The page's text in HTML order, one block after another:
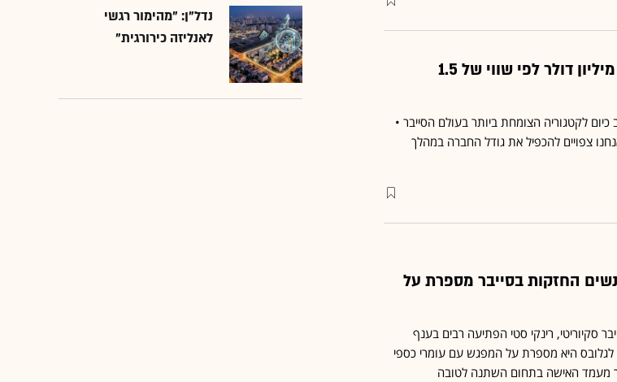
הופכת לחד־קרן: אפווינד גייסה 250 מיליון דולר לפי שווי של 1.5
לקטגוריה הצומחת ביותר בעולם הסייבר •
צפויים להכפיל את גודל החברה במהלך
החזקות בסייבר מספרת על
סקיוריטי, רינקי סטי הפתיעה רבים בענף
לגלובס היא מספרת על המפגש עם עומרי כספי
מעמד האישה בתחום השתנה לטובה
נדל"ן: "מהימור רגשי
לאנליזה כירורגית"